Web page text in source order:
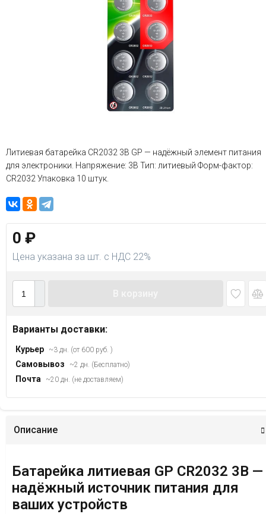
Литиевая батарейка CR2032 3В GP — надёжный элемент питания
для электроники. Напряжение: 3В Тип: литиевый Форм-фактор:
CR2032 Упаковка 10 штук.
0 ₽
Цена указана за шт. с НДС 22%
Варианты доставки:
Курьер ~3 дн. (от 600 руб. )
Самовывоз ~2 дн. (Бесплатно)
Почта ~20 дн. (не доставляем)
Описание
Батарейка литиевая GP CR2032 3В —
надёжный источник питания для
ваших устройств